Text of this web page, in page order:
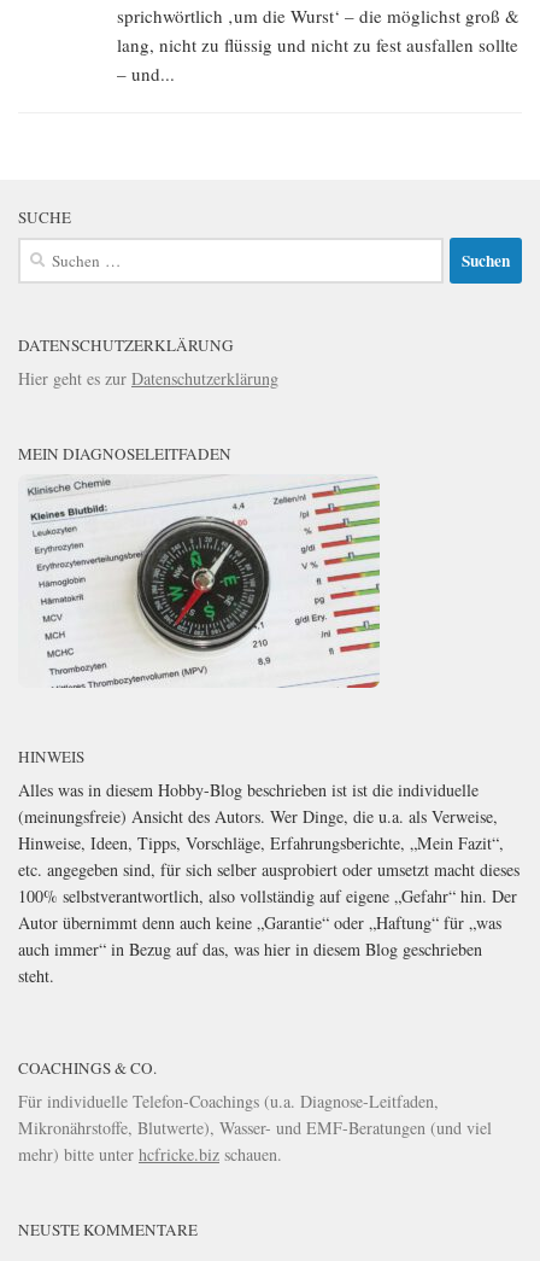
sprichwörtlich ‚um die Wurst‘ – die möglichst groß &
lang, nicht zu flüssig und nicht zu fest ausfallen sollte
– und...
SUCHE
Suchen
nach:
DATENSCHUTZERKLÄRUNG
Hier geht es zur Datenschutzerklärung
MEIN DIAGNOSELEITFADEN
HINWEIS
Alles was in diesem Hobby-Blog beschrieben ist ist die individuelle
(meinungsfreie) Ansicht des Autors. Wer Dinge, die u.a. als Verweise,
Hinweise, Ideen, Tipps, Vorschläge, Erfahrungsberichte, „Mein Fazit“,
etc. angegeben sind, für sich selber ausprobiert oder umsetzt macht dieses
100% selbstverantwortlich, also vollständig auf eigene „Gefahr“ hin. Der
Autor übernimmt denn auch keine „Garantie“ oder „Haftung“ für „was
auch immer“ in Bezug auf das, was hier in diesem Blog geschrieben
steht.
COACHINGS & CO.
Für individuelle Telefon-Coachings (u.a. Diagnose-Leitfaden,
Mikronährstoffe, Blutwerte), Wasser- und EMF-Beratungen (und viel
mehr) bitte unter hcfricke.biz schauen.
NEUSTE KOMMENTARE